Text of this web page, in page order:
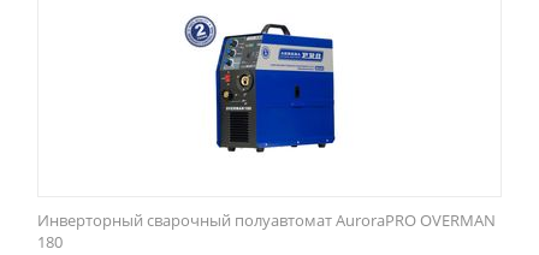
Инверторный сварочный полуавтомат AuroraPRO OVERMAN
180